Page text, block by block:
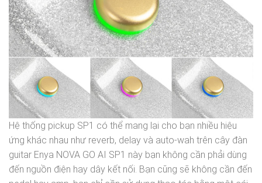
Hệ thống pickup SP1 có thể mang lại cho bạn nhiều hiệu
ứng khác nhau như reverb, delay và auto-wah trên cây đàn
guitar Enya NOVA GO AI SP1 này bạn không cần phải dùng
đến nguồn điện hay dây kết nối. Bạn cũng sẽ không cần đến